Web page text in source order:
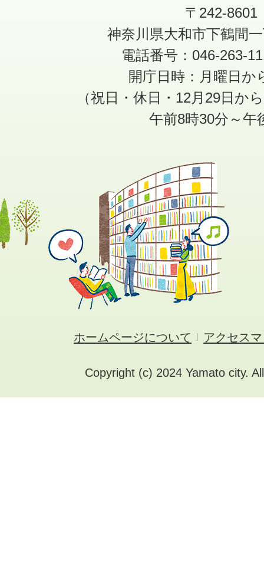
〒242-8601
神奈川県大和市下鶴間
電話番号：046-263-
開庁日時：月曜日か
（祝日・休日・12月29日か
午前8時30分～午
ホームページについて アクセス
Copyright (c) 2024 Yamato city.